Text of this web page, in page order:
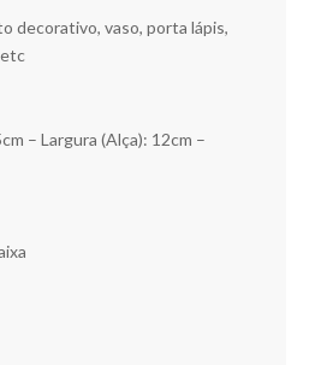
decorativo, vaso, porta lápis,
– Largura (Alça): 12cm –